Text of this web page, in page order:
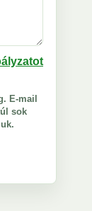
E-mail
sok